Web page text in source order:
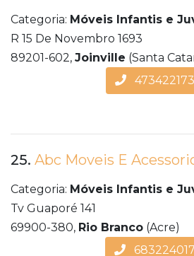
Categoria: Móveis Infantis e
R 15 De Novembro 1693
89201-602, Joinville (Santa
25. Abc Moveis E
Categoria: Móveis Infantis e
Tv Guaporé 141
69900-380, Rio Branco (Acre)